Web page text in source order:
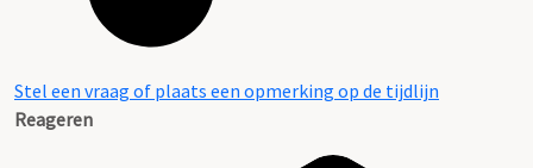
Stel een vraag of plaats een opmerking op de tijdlijn
Reageren